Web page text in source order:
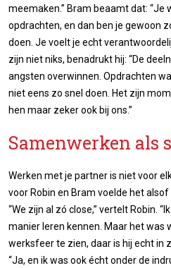
meemaken.” Bram beaamt dat:
opdrachten, en dan ben je gewoon
doen. Je voelt je echt
zijn niet niks, benadrukt hij: “De
angsten overwinnen. Opdrachten
niet eens zo snel doen. Het zijn
hen maar zeker ook bij ons.”
Samenwerken als
Werken met je partner is niet voor
voor Robin en Bram voelde het
“We zijn al zó close,” vertelt Robin.
manier leren kennen. Maar het was
werksfeer te zien, daar is hij echt in
“Ja, en ik was ook écht onder de